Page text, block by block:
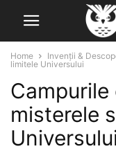
Home Invenții &
limitele Universului
misterele